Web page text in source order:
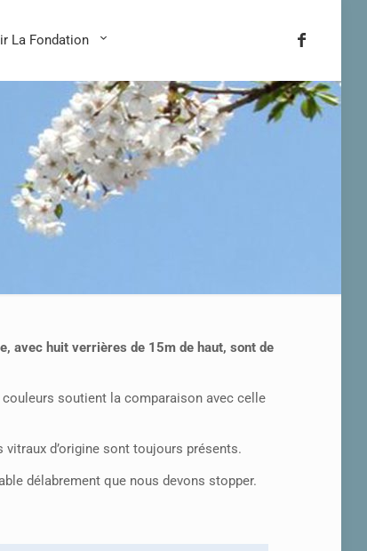
La Fondation
avec huit verrières de 15m de haut, sont de
soutient la comparaison avec celle
d’origine sont toujours présents.
délabrement que nous devons stopper.